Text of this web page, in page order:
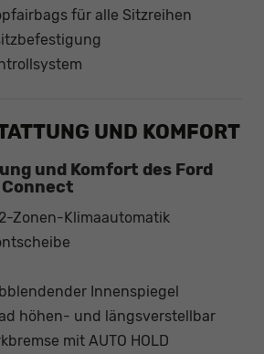
für alle Sitzreihen
UND KOMFORT
und Komfort des Ford
Connect
Zonen-Klimaautomatik
Innenspiegel
höhen- und längsverstellbar
mit AUTO HOLD